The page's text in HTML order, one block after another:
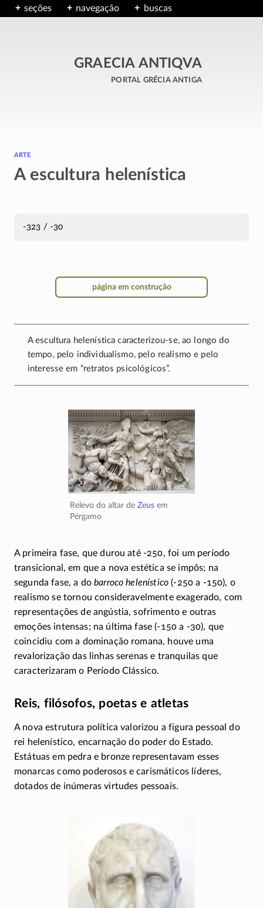
seções navegação buscas
GRAECIA ANTIQVA
portal grécia antiga
arte
A escultura helenística
-323 / -30
página em construção
A escultura helenísticacaracterizou-se, ao longo do
tempo, pelo individualismo, pelo realismo e pelo
interesse em “retratos psicológicos”.
Relevo do altar deZeus em
Pérgamo
A primeira fase, que durou até -250, foi um período
transicional, em que a nova estética se impôs; na
segunda fase, a dobarroco helenístico (-250 a -150), o
realismo se tornou consideravelmente exagerado, com
representações de angústia, sofrimento e outras
emoções intensas; na última fase(-150 a -30), que
coincidiu com a dominação romana, houve uma
revalorização das linhas serenas e tranquilas que
caracterizaram o Período Clássico.
Reis, filósofos, poetas e atletas
A nova estrutura política valorizou a figura pessoal do
rei helenístico, encarnação do poder do Estado.
Estátuas em pedra e bronze representavam esses
monarcas como poderosos e carismáticos líderes,
dotados de inúmeras virtudes pessoais.